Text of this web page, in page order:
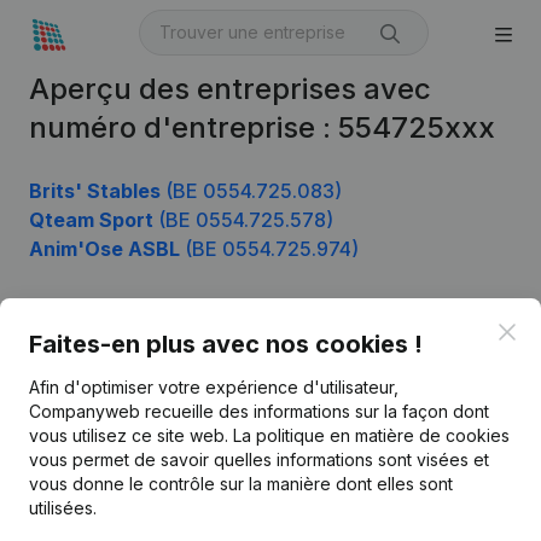
Aperçu des entreprises avec
numéro d'entreprise : 554725xxx
Brits' Stables (BE 0554.725.083)
Qteam Sport (BE 0554.725.578)
Anim'Ose ASBL (BE 0554.725.974)
Faites-en plus avec nos cookies !
Afin d'optimiser votre expérience d'utilisateur,
Companyweb recueille des informations sur la façon dont
vous utilisez ce site web. La politique en matière de cookies
vous permet de savoir quelles informations sont visées et
vous donne le contrôle sur la manière dont elles sont
utilisées.
Français
Kantorenpark Everest
Produit
Informations d’entreprise
Monitoring
Recherche internationale